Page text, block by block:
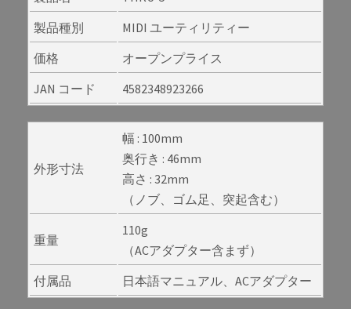
製品種別
MIDI ユーティリティー
価格
オープンプライス
JAN コード
4582348923266
外形寸法
幅 : 100mm
奥行き : 46mm
高さ : 32mm
（ノブ、ゴム足、突起含む）
重量
110g
（ACアダプター含まず）
付属品
日本語マニュアル、ACアダプター